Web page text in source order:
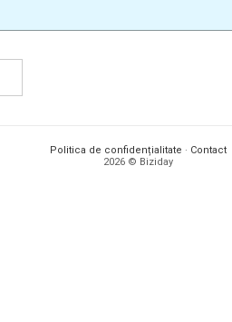
Politica de confidențialitate · Contact
2026 © Biziday